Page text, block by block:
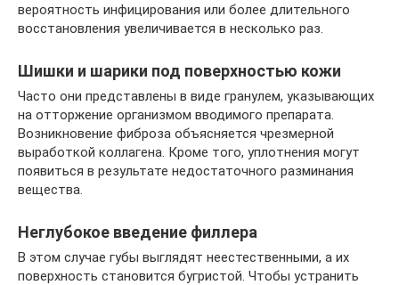
вероятность инфицирования или более длительного
восстановления увеличивается в несколько раз.
Шишки и шарики под поверхностью кожи
Часто они представлены в виде гранулем, указывающих
на отторжение организмом вводимого препарата.
Возникновение фиброза объясняется чрезмерной
выработкой коллагена. Кроме того, уплотнения могут
появиться в результате недостаточного разминания
вещества.
Неглубокое введение филлера
В этом случае губы выглядят неестественными, а их
поверхность становится бугристой. Чтобы устранить